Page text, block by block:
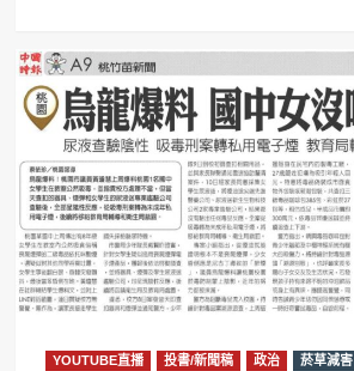
YOUTUBE直播 投書/新聞稿 政治 菸草減害